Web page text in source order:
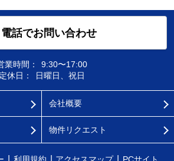
電話でお問い合わせ
業時間：
9:30〜17:00
定休日：
日曜日、祝日
会社概要
物件リクエスト
利用規約 アクセスマップ PCサイト